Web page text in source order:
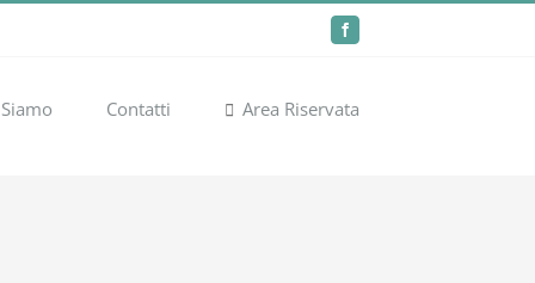
Facebook
Contatti Area Riservata